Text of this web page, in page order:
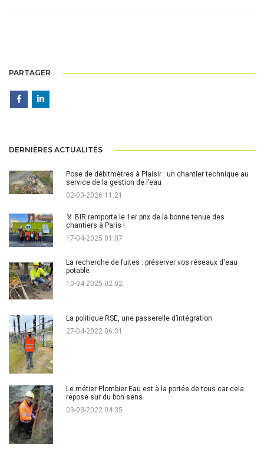
PARTAGER
DERNIÈRES ACTUALITÉS
Pose de débitmètres à Plaisir : un chantier technique au
service de la gestion de l’eau
02-03-2026 11:21
🏅 BIR remporte le 1er prix de la bonne tenue des
chantiers à Paris !
17-04-2025 01:07
La recherche de fuites : préserver vos réseaux d'eau
potable
10-04-2025 02:02
La politique RSE, une passerelle d’intégration
27-04-2022 06:31
Le métier Plombier Eau est à la portée de tous car cela
repose sur du bon sens
03-03-2022 04:35